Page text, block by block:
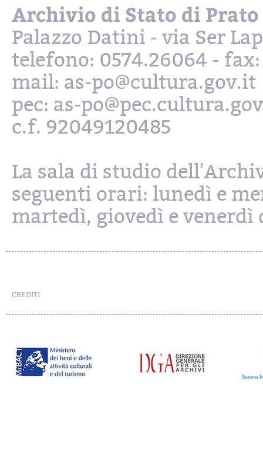
Archivio di Stato di Prato
Palazzo Datini - via Ser
telefono: 0574.26064 - fax:
mail: as-po@cultura.gov.it
pec: as-
c.f. 92049120485
La sala di studio
seguenti orari: lunedì e
martedì, giovedì e venerdì
CREDITI